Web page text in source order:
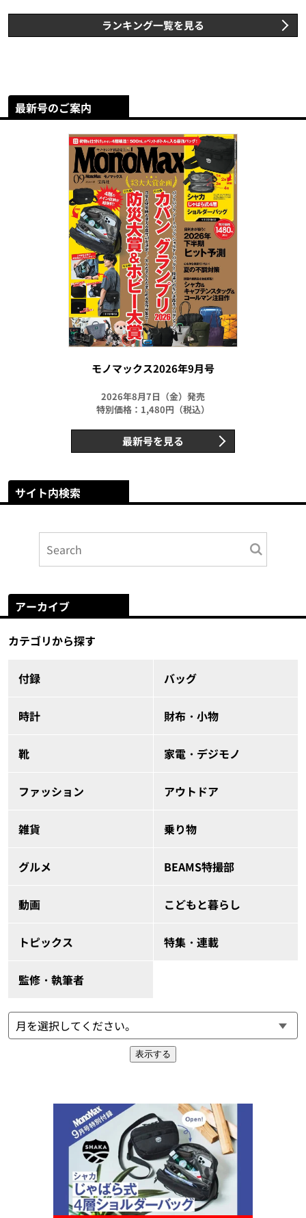
ランキング一覧を見る
最新号のご案内
モノマックス2026年9月号
2026年8月7日（金）発売
特別価格：1,480円（税込）
最新号を見る
サイト内検索
アーカイブ
カテゴリから探す
付録 バッグ
時計 財布・小物
靴 家電・デジモノ
ファッション アウトドア
雑貨 乗り物
グルメ BEAMS特撮部
動画 こどもと暮らし
トピックス 特集・連載
監修・執筆者
表示する